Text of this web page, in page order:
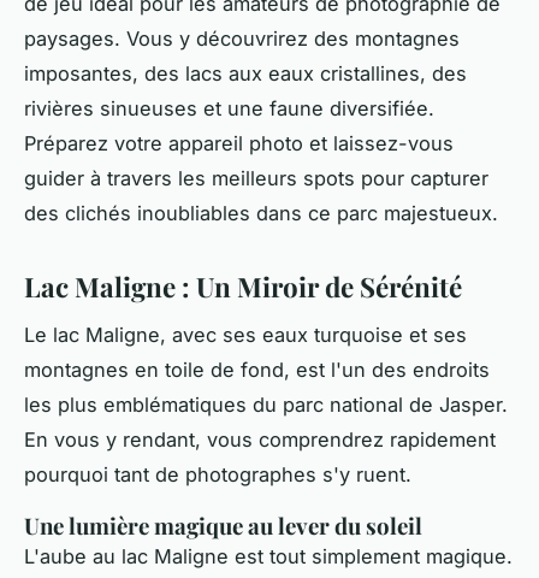
paysages. Vous y découvrirez des montagnes
imposantes, des lacs aux eaux cristallines, des
rivières sinueuses et une faune diversifiée.
Préparez votre appareil photo et laissez-vous
guider à travers les meilleurs spots pour capturer
des clichés inoubliables dans ce parc majestueux.
Lac Maligne : Un Miroir de Sérénité
Le lac Maligne, avec ses eaux turquoise et ses
montagnes en toile de fond, est l'un des endroits
les plus emblématiques du parc national de Jasper.
En vous y rendant, vous comprendrez rapidement
pourquoi tant de photographes s'y ruent.
Une lumière magique au lever du soleil
L'aube au lac Maligne est tout simplement magique.